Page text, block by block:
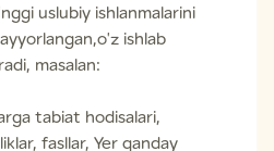
uslubiy ishlanmalarini
ishlab
masalan:
tabiat hodisalari,
fasllar, Yer qanday